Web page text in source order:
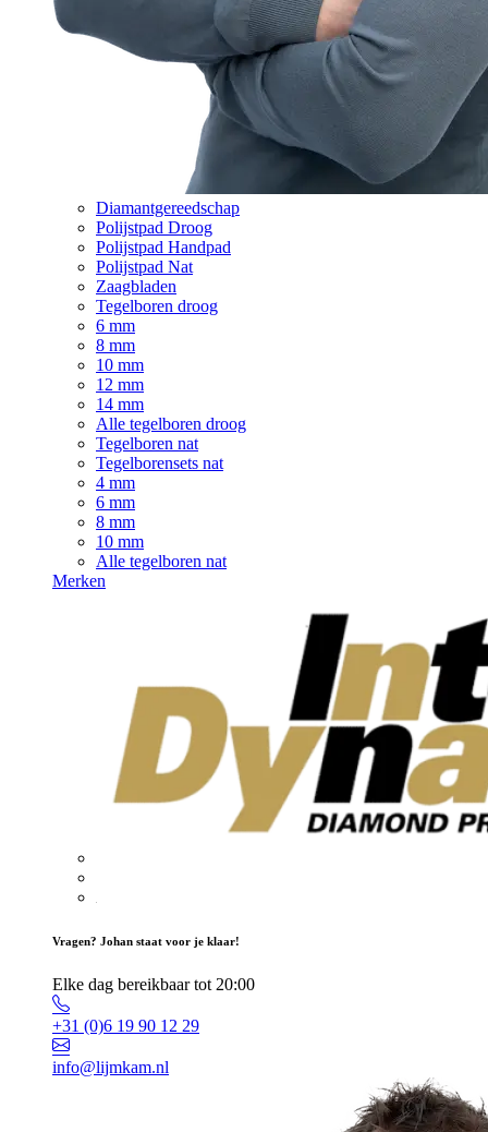
Diamantgereedschap
Polijstpad Droog
Polijstpad Handpad
Polijstpad Nat
Zaagbladen
Tegelboren droog
6 mm
8 mm
10 mm
12 mm
14 mm
Alle tegelboren droog
Tegelboren nat
Tegelborensets nat
4 mm
6 mm
8 mm
10 mm
Alle tegelboren nat
Merken
Vragen? Johan staat voor je klaar!
Elke dag bereikbaar tot 20:00
+31 (0)6 19 90 12 29
info@lijmkam.nl